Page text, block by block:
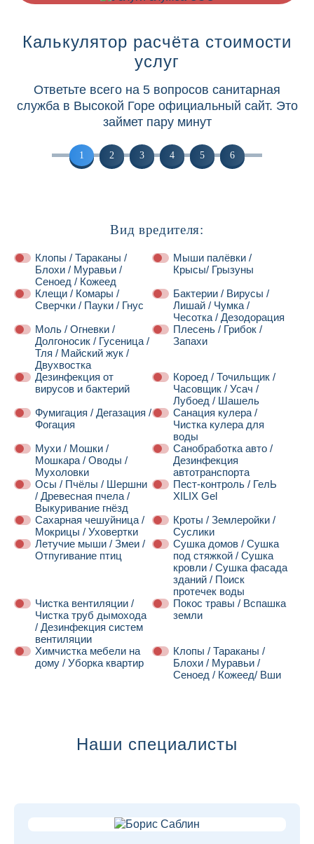
Калькулятор расчёта стоимости
услуг
Ответьте всего на 5 вопросов санитарная
служба в Высокой Горе официальный сайт. Это
займет пару минут
1 2 3 4 5 6
Вид вредителя:
Клопы / Тараканы /
Блохи / Муравьи /
Сеноед / Кожеед
Мыши палёвки /
Крысы/ Грызуны
Клещи / Комары /
Сверчки / Пауки / Гнус
Бактерии / Вирусы /
Лишай / Чумка /
Чесотка / Дезодорация
Моль / Огневки /
Долгоносик / Гусеница /
Тля / Майский жук /
Двухвостка
Плесень / Грибок /
Запахи
Дезинфекция от
вирусов и бактерий
Короед / Точильщик /
Часовщик / Усач /
Лубоед / Шашель
Фумигация / Дегазация /
Фогация
Санация кулера /
Чистка кулера для
воды
Мухи / Мошки /
Мошкара / Оводы /
Мухоловки
Санобработка авто /
Дезинфекция
автотранспорта
Осы / Пчёлы / Шершни
/ Древесная пчела /
Выкуривание гнёзд
Пест-контроль / ГелЬ
XILIX Gel
Сахарная чешуйница /
Мокрицы / Уховертки
Кроты / Землеройки /
Суслики
Летучие мыши / Змеи /
Отпугивание птиц
Сушка домов / Сушка
под стяжкой / Сушка
кровли / Сушка фасада
зданий / Поиск
протечек воды
Чистка вентиляции /
Чистка труб дымохода
/ Дезинфекция систем
вентиляции
Покос травы / Вспашка
земли
Химчистка мебели на
дому / Уборка квартир
Клопы / Тараканы /
Блохи / Муравьи /
Сеноед / Кожеед/ Вши
Наши специалисты